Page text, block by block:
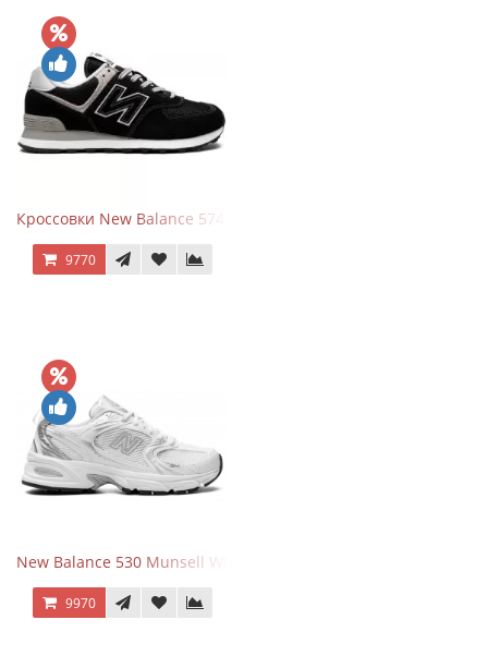
Кроссовки New Balance 574 Evergreen Black
9770
New Balance 530 Munsell White Silver
9970